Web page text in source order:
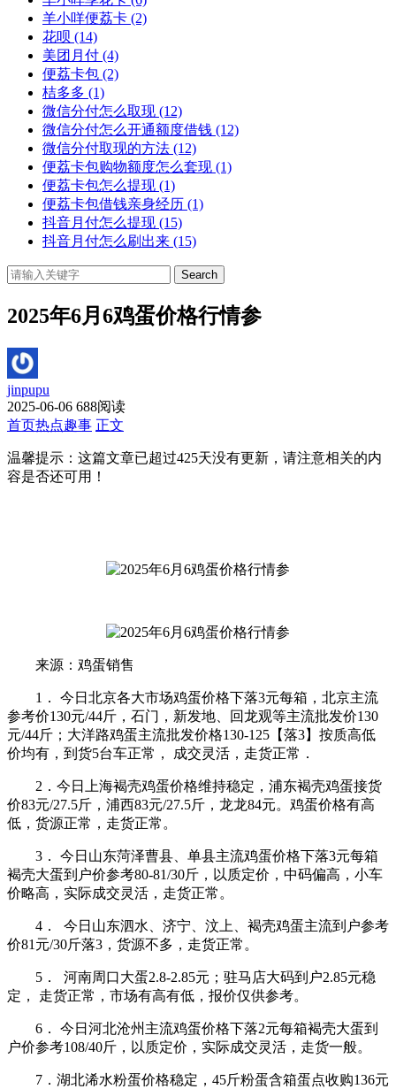
羊小咩便荔卡 (2)
花呗 (14)
美团月付 (4)
便荔卡包 (2)
桔多多 (1)
微信分付怎么取现 (12)
微信分付怎么开通额度借钱 (12)
微信分付取现的方法 (12)
便荔卡包购物额度怎么套现 (1)
便荔卡包怎么提现 (1)
便荔卡包借钱亲身经历 (1)
抖音月付怎么提现 (15)
抖音月付怎么刷出来 (15)
Search
2025年6月6鸡蛋价格行情参
jinpupu
2025-06-06 688阅读
首页热点趣事 正文
温馨提示：这篇文章已超过425天没有更新，请注意相关的内
容是否还可用！
来源：鸡蛋销售
1． 今日北京各大市场鸡蛋价格下落3元每箱，北京主流
参考价130元/44斤，石门，新发地、回龙观等主流批发价130
元/44斤；大洋路鸡蛋主流批发价格130-125【落3】按质高低
价均有，到货5台车正常， 成交灵活，走货正常．
2．今日上海褐壳鸡蛋价格维持稳定，浦东褐壳鸡蛋接货
价83元/27.5斤，浦西83元/27.5斤，龙龙84元。鸡蛋价格有高
低，货源正常，走货正常。
3． 今日山东菏泽曹县、单县主流鸡蛋价格下落3元每箱
褐壳大蛋到户价参考80-81/30斤，以质定价，中码偏高，小车
价略高，实际成交灵活，走货正常。
4． 今日山东泗水、济宁、汶上、褐壳鸡蛋主流到户参考
价81元/30斤落3，货源不多，走货正常。
5． 河南周口大蛋2.8-2.85元；驻马店大码到户2.85元稳
定， 走货正常，市场有高有低，报价仅供参考。
6． 今日河北沧州主流鸡蛋价格下落2元每箱褐壳大蛋到
户价参考108/40斤，以质定价，实际成交灵活，走货一般。
7．湖北浠水粉蛋价格稳定，45斤粉蛋含箱蛋点收购136元